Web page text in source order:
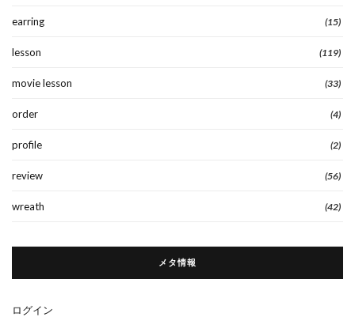
earring (15)
lesson (119)
movie lesson (33)
order (4)
profile (2)
review (56)
wreath (42)
メタ情報
ログイン